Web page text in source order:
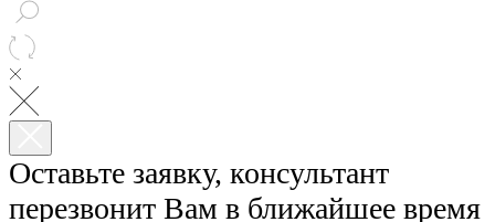
Оставьте заявку, консультант
перезвонит Вам в ближайшее время